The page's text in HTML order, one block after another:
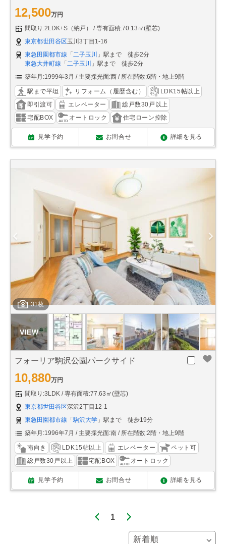
12,500万円
間取り:2LDK+S（納戸）
専有面積:70.13㎡(壁芯)
東京都世田谷区玉川3丁目1-16
東急田園都市線 「二子玉川
」駅まで 徒歩2分
東急大井町線 「二子玉川
」駅まで 徒歩2分
築年月:1999年3月
主要採光面:西 所在階数:6階・地上9階
駅まで平坦 リフォーム（履歴含む）
LDK15帖以上
即引渡可
エレベーター
総戸数30戸以上
宅配BOX
オートロック 住宅ローン控除
見学予約 お問合せ 詳細を見る
31枚
フォーリア駒沢公園パークサイド
10,880万円
間取り:3LDK
専有面積:77.63㎡(壁芯)
東京都世田谷区深沢2丁目12-1
東急田園都市線 「駒沢大学 」駅まで 徒歩19分
築年月:1996年7月
主要採光面:南 所在階数:2階・地上9階
南向き LDK15帖以上 エレベーター
ペット可
総戸数30戸以上
宅配BOX オートロック
見学予約 お問合せ 詳細を見る
1